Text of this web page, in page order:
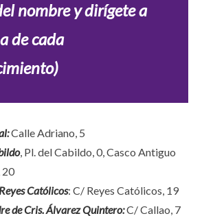
nombre y dirígete a
de cada
:Calle Adriano, 5
, Pl. del Cabildo, 0, Casco Antiguo
20
Católicos: C/ Reyes Católicos, 19
de Cris. Álvarez Quintero:C/ Callao, 7